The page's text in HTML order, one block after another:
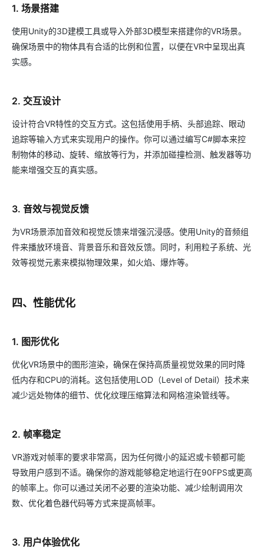
1. 场景搭建
使用Unity的3D建模工具或导入外部3D模型来搭建你的VR场景。
确保场景中的物体具有合适的比例和位置，以便在VR中呈现出真
实感。
2. 交互设计
设计符合VR特性的交互方式。这包括使用手柄、头部追踪、眼动
追踪等输入方式来实现用户的操作。你可以通过编写C#脚本来控
制物体的移动、旋转、缩放等行为，并添加碰撞检测、触发器等功
能来增强交互的真实感。
3. 音效与视觉反馈
为VR场景添加音效和视觉反馈来增强沉浸感。使用Unity的音频组
件来播放环境音、背景音乐和音效反馈。同时，利用粒子系统、光
效等视觉元素来模拟物理效果，如火焰、爆炸等。
四、性能优化
1. 图形优化
优化VR场景中的图形渲染，确保在保持高质量视觉效果的同时降
低内存和CPU的消耗。这包括使用LOD（Level of Detail）技术来
减少远处物体的细节、优化纹理压缩算法和网格渲染管线等。
2. 帧率稳定
VR游戏对帧率的要求非常高，因为任何微小的延迟或卡顿都可能
导致用户感到不适。确保你的游戏能够稳定地运行在90FPS或更高
的帧率上。你可以通过关闭不必要的渲染功能、减少绘制调用次
数、优化着色器代码等方式来提高帧率。
3. 用户体验优化